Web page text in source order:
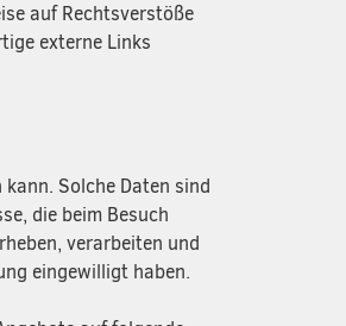
auf Rechtsverstöße
externe Links
Solche Daten sind
die beim Besuch
verarbeiten und
eingewilligt haben.